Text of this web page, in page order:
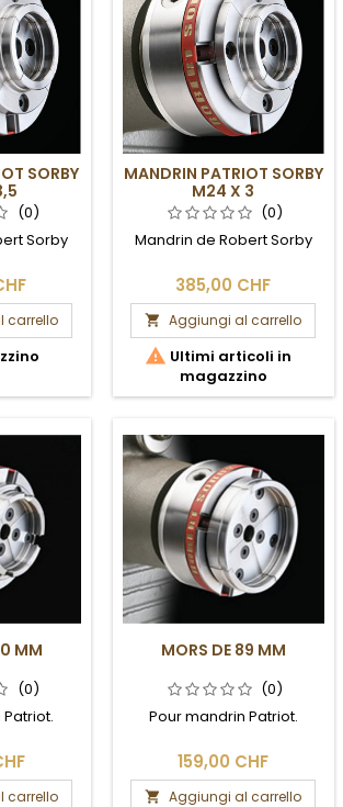
SORBY
(0)
Sorby
carrello
MANDRIN PATRIOT SORBY
M24 X 3
(0)
Mandrin de Robert Sorby
385,00 CHF
 Aggiungi al carrello
 Ultimi articoli in
magazzino
MM
(0)
carrello
MORS DE 89 MM
(0)
Pour mandrin Patriot.
159,00 CHF
 Aggiungi al carrello